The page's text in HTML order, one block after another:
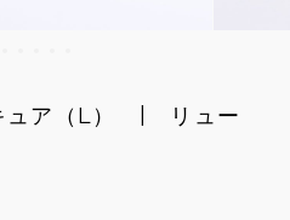
ュア（L） | リュー